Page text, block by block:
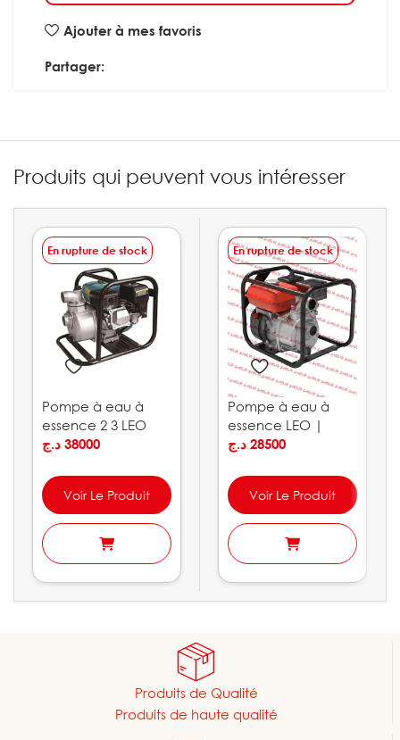
Ajouter à mes favoris
Partager:
Produits qui peuvent vous intéresser
En rupture de stock
Pompe à eau à
essence 2 3 LEO
38000 د.ج
Voir Le Produit
En rupture de stock
Pompe à eau à
essence LEO |
LGP1028500 د.ج
Voir Le Produit
Produits de Qualité
Produits de haute qualité